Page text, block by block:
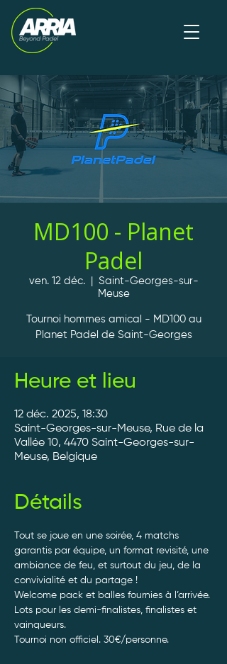
MD100 - Planet
Padel
ven. 12 déc.
  |
Saint-Georges-sur-
Meuse
Tournoi hommes amical - MD100 au
Planet Padel de Saint-Georges
Heure et lieu
12 déc. 2025, 18:30
Saint-Georges-sur-Meuse, Rue de la
Vallée 10, 4470 Saint-Georges-sur-
Meuse, Belgique
Détails
Tout se joue en une soirée, 4 matchs
garantis par équipe, un format revisité, une
ambiance de feu, et surtout du jeu, de la
convivialité et du partage !
Welcome pack et balles fournies à l’arrivée.
Lots pour les demi-finalistes, finalistes et
vainqueurs.
Tournoi non officiel. 30€/personne.